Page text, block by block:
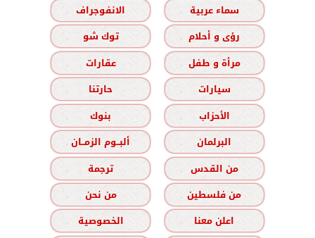
سماء عربية
الانفوجراف
رؤى و أحلام
توك شو
مرأة و طفل
عقارات
سيارات
حارتنا
الأحزاب
بنوك
البرلمان
ألبــوم الزمــان
من القدس
ترجمة
من فلسطين
من نحن
اعلن معنا
الخصوصية